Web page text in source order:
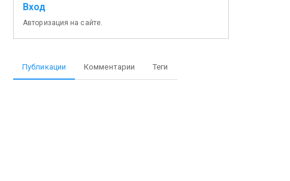
Вход
Авторизация на сайте.
Публикации Комментарии Теги